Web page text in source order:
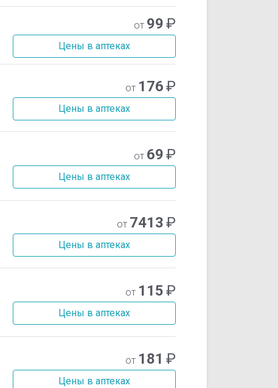
от 99₽
Цены в аптеках
от 176₽
Цены в аптеках
от 69₽
Цены в аптеках
от 7413₽
Цены в аптеках
от 115₽
Цены в аптеках
от 181 ₽
Цены в аптеках